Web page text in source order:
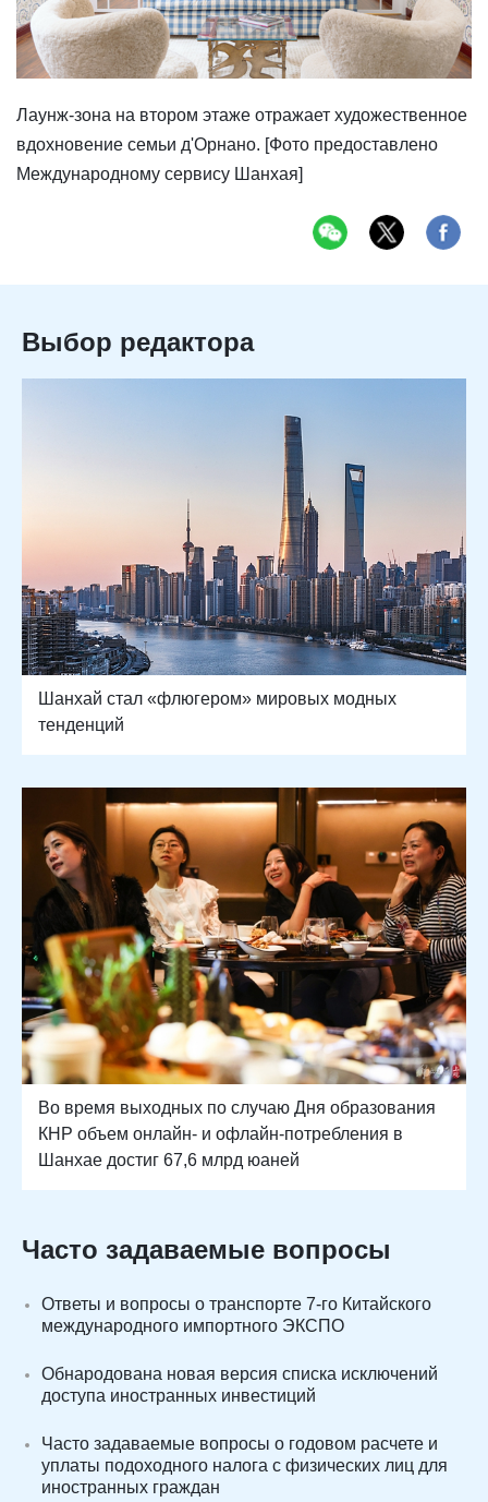
Лаунж-зона на втором этаже отражает художественное
вдохновение семьи д'Орнано. [Фото предоставлено
Международному сервису Шанхая]
Выбор редактора
Шанхай стал «флюгером» мировых модных
тенденций
Во время выходных по случаю Дня образования
КНР объем онлайн- и офлайн-потребления в
Шанхае достиг 67,6 млрд юаней
Часто задаваемые вопросы
Ответы и вопросы о транспорте 7-го Китайского
международного импортного ЭКСПО
Обнародована новая версия списка исключений
доступа иностранных инвестиций
Часто задаваемые вопросы о годовом расчете и
уплаты подоходного налога с физических лиц для
иностранных граждан